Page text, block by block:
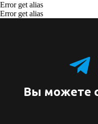
Error get alias
Error get alias
Вы можете